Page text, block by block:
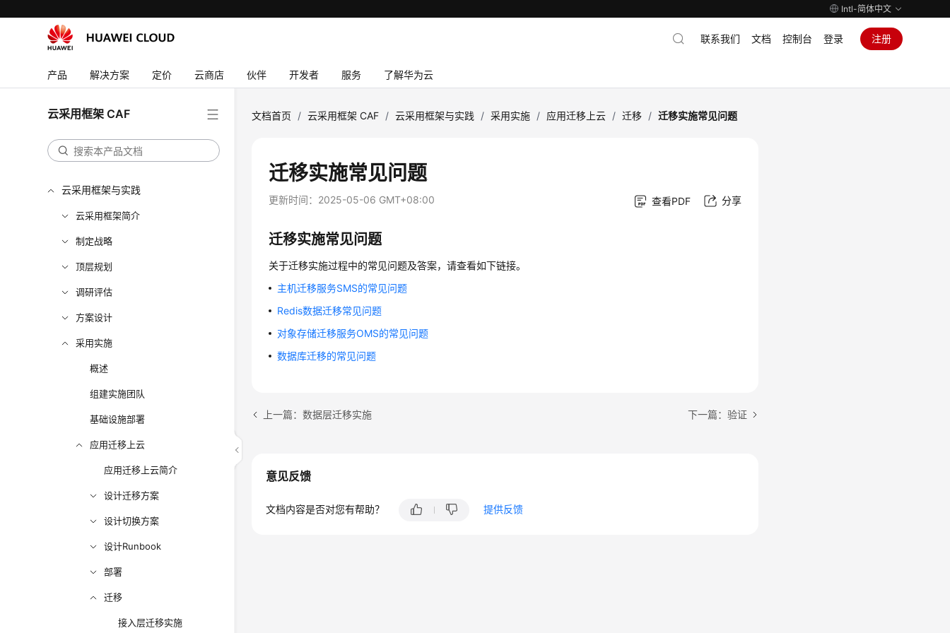
Intl-简体中文
产品 解决方案 定价 云商店 伙伴 开发者 服务 了解华为云
联系我们 文档 控制台 登录 注册
云采用框架 CAF
云采用框架与实践
云采用框架简介
制定战略
顶层规划
调研评估
方案设计
采用实施
概述
组建实施团队
基础设施部署
应用迁移上云
应用迁移上云简介
设计迁移方案
设计切换方案
设计Runbook
部署
迁移
接入层迁移实施
文档首页 / 云采用框架 CAF / 云采用框架与实践 / 采用实施 / 应用迁移上云 / 迁移 / 迁移实施常见问题
迁移实施常见问题
更新时间： 2025-05-06 GMT+08:00 查看PDF 分享
迁移实施常见问题
关于迁移实施过程中的常见问题及答案，请查看如下链接。
主机迁移服务SMS的常见问题
Redis数据迁移常见问题
对象存储迁移服务OMS的常见问题
数据库迁移的常见问题
上一篇：数据层迁移实施 下一篇：验证
意见反馈
文档内容是否对您有帮助？ 提供反馈